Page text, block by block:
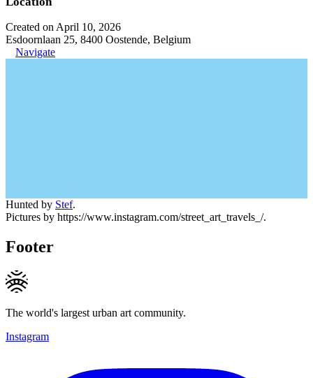
Created on April 10, 2026
Esdoornlaan 25, 8400 Oostende, Belgium
Navigate
Hunted by Stef.
Pictures by https://www.instagram.com/street_art_travels_/.
Footer
The world's largest urban art community.
Instagram